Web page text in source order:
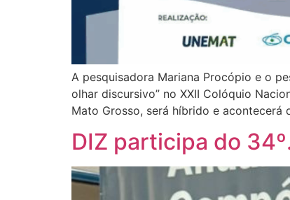
A pesquisadora Mariana Procópio e o
olhar discursivo” no XXII Colóquio
Mato Grosso, será híbrido e
DIZ participa do